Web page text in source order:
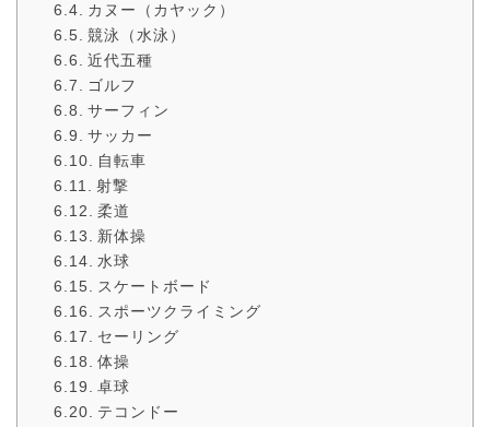
カヌー（カヤック）
競泳（水泳）
近代五種
ゴルフ
サーフィン
サッカー
自転車
射撃
柔道
新体操
水球
スケートボード
スポーツクライミング
セーリング
体操
卓球
テコンドー